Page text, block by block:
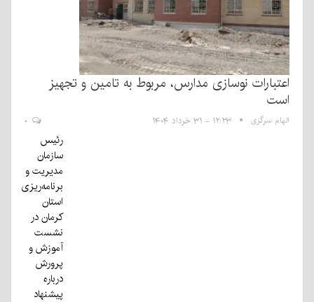
اعتبارات نوسازی مدارس، مربوط به تامین و تجهیز
است
الهام سرگزی ۱۲:۲۳ - ۳۱ خرداد ۱۴۰۴
رئیس
سازمان
مدیریت و
برنامه‌ریزی
استان
کرمان در
نشست
آموزش و
پرورش
درباره
پیشنهاد